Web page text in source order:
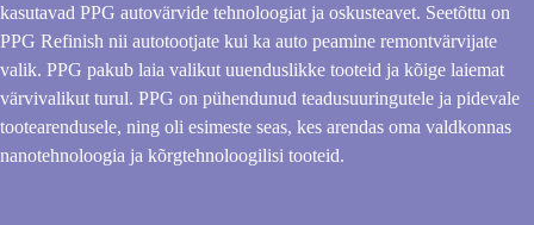
kasutavad PPG autovärvide tehnoloogiat ja oskusteavet. Seetõttu on
PPG Refinish nii autotootjate kui ka auto peamine remontvärvijate
valik. PPG pakub laia valikut uuenduslikke tooteid ja kõige laiemat
värvivalikut turul. PPG on pühendunud teadusuuringutele ja pidevale
tootearendusele, ning oli esimeste seas, kes arendas oma valdkonnas
nanotehnoloogia ja kõrgtehnoloogilisi tooteid.